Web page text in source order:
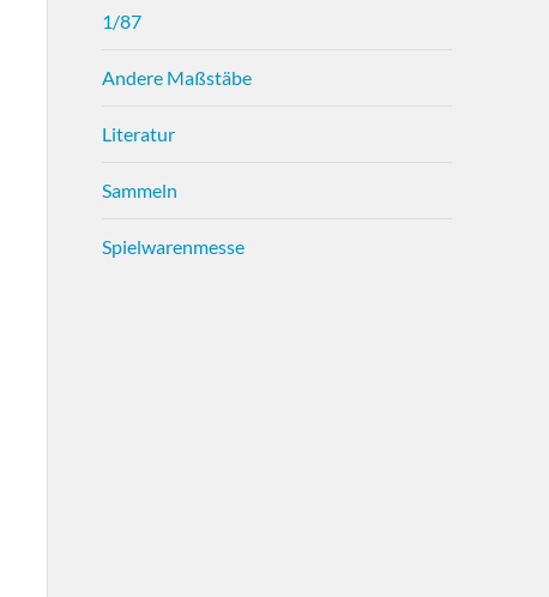
1/87
Andere Maßstäbe
Literatur
Sammeln
Spielwarenmesse